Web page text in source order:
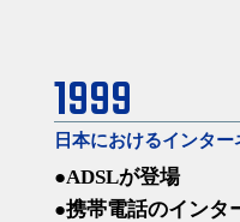
1999
日本におけるインタ
ADSLが登場
携帯電話のインタ